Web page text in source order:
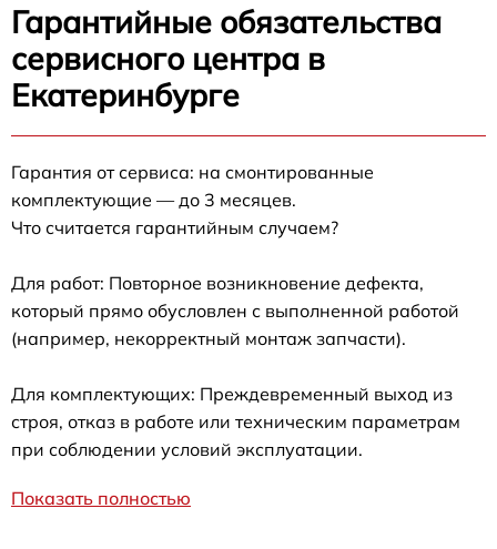
Гарантийные обязательства
сервисного центра в
Екатеринбурге
Гарантия от сервиса: на смонтированные
комплектующие — до 3 месяцев.
Что считается гарантийным случаем?
Для работ: Повторное возникновение дефекта,
который прямо обусловлен с выполненной работой
(например, некорректный монтаж запчасти).
Для комплектующих: Преждевременный выход из
строя, отказ в работе или техническим параметрам
при соблюдении условий эксплуатации.
Показать полностью